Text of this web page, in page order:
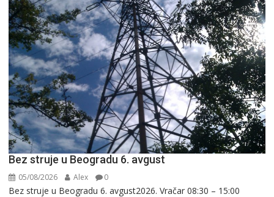
Bez struje u Beogradu 6. avgust
05/08/2026 Alex 0
Bez struje u Beogradu 6. avgust2026. Vračar 08:30 – 15:00